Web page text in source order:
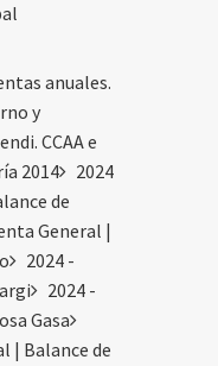
anuales.
y
CCAA e
2014
2024
de
General |
2024 -
2024 -
Gasa
| Balance de